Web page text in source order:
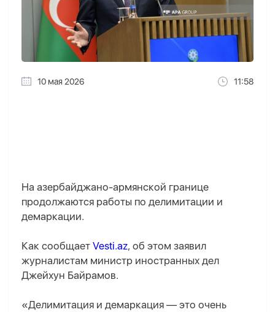
10 мая 2026 11:58
На азербайджано-армянской границе
продолжаются работы по делимитации и
демаркации.
Как сообщает Vesti.az, об этом заявил
журналистам министр иностранных дел
Джейхун Байрамов.
«Делимитация и демаркация — это очень